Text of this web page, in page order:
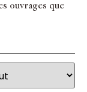
ouvrages que